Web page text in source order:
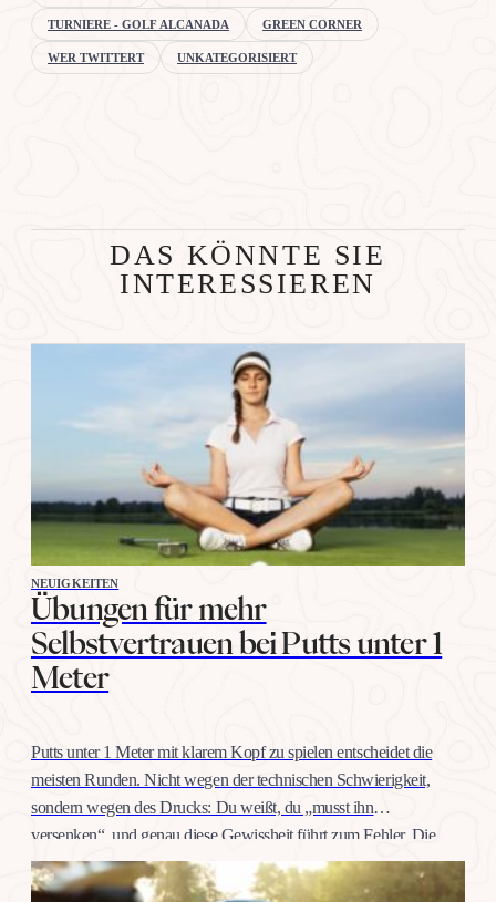
TURNIERE - GOLF ALCANADA GREEN CORNER
WER TWITTERT UNKATEGORISIERT
DAS KÖNNTE SIE
INTERESSIEREN
NEUIGKEITEN
Übungen für mehr
Selbstvertrauen bei Putts unter 1
Meter
Putts unter 1 Meter mit klarem Kopf zu spielen entscheidet die
meisten Runden. Nicht wegen der technischen Schwierigkeit,
sondern wegen des Drucks: Du weißt, du „musst ihn
versenken“, und genau diese Gewissheit führt zum Fehler. Die
gute Nachricht: Selbstvertrauen auf dieser Distanz trainiert man
wie jeden anderen Schlag, mit konkreten Übungen, nicht mit